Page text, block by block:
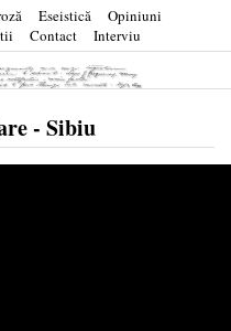
Eseistică
Opiniuni
Contact Interviu
- Sibiu